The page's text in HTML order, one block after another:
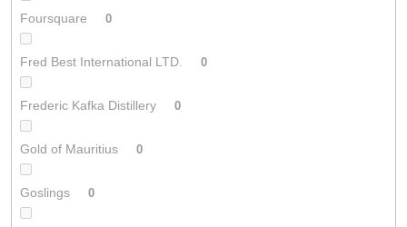
Foursquare 0
Fred Best International LTD. 0
Frederic Kafka Distillery 0
Gold of Mauritius 0
Goslings 0